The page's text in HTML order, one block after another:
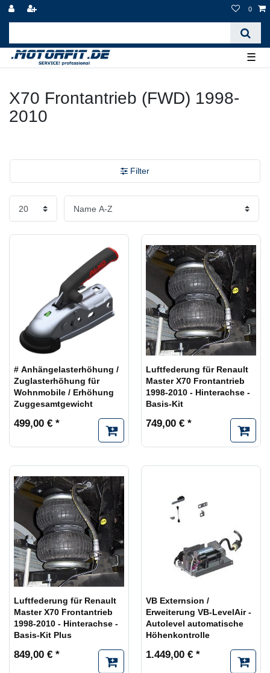
0
☰
X70 Frontantrieb (FWD) 1998-
2010
Filter
# Anhängelasterhöhung /
Zuglasterhöhung für
Wohnmobile / Erhöhung
Zuggesamtgewicht
499,00 € *
Luftfederung für Renault
Master X70 Frontantrieb
1998-2010 - Hinterachse -
Basis-Kit
749,00 € *
Luftfederung für Renault
Master X70 Frontantrieb
1998-2010 - Hinterachse -
Basis-Kit Plus
849,00 € *
VB Externsion /
Erweiterung VB-LevelAir -
Autolevel automatische
Höhenkontrolle
1.449,00 € *